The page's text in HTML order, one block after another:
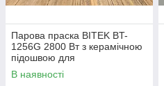
Парова праска BITEK BT-
1256G 2800 Вт з керамічною
підошвою для
горизонтального та
вертикального відпарювання
В наявності